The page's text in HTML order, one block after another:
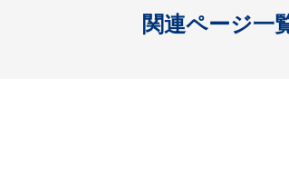
関連ページ一
開く